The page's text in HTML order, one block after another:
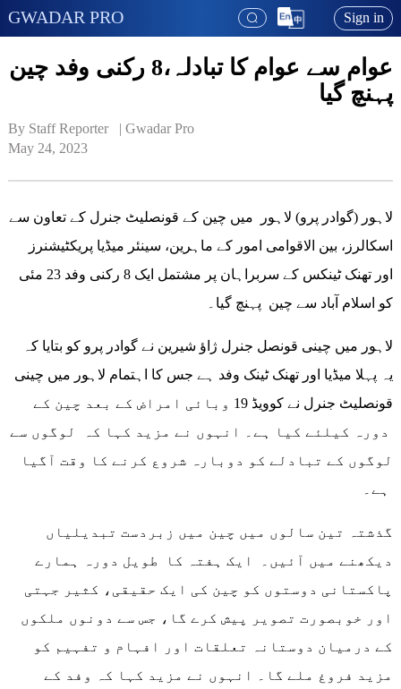
GWADAR PRO Sign in
عوام سے عوام کا تبادلہ،8 رکنی وفد چین
پہنچ گیا
By Staff Reporter   | Gwadar Pro
May 24, 2023
لاہور (گوادر پرو) لاہور میں چین کے قونصلیٹ جنرل کے تعاون سے
اسکالرز، بین الاقوامی امور کے ماہرین، سینئر میڈیا پریکٹیشنرز
اور تھنک ٹینکس کے سربراہان پر مشتمل ایک 8 رکنی وفد 23 مئی
کو اسلام آباد سے چین پہنچ گیا۔
لاہور میں چینی قونصل جنرل ژاؤ شیرین نے گوادر پرو کو بتایا کہ
یہ پہلا میڈیا اور تھنک ٹینک وفد ہے جس کا اہتمام لاہور میں چینی
قونصلیٹ جنرل نے کوویڈ 19 وبائی امراض کے بعد چین کے
دورہ کیلئے کیا ہے۔ انہوں نے مزید کہا کہ لوگوں سے
لوگوں کے تبادلے کو دوبارہ شروع کرنے کا وقت آگیا
دیکھنے میں آئیں۔ ایک ہفتہ کا طویل دورہ ہمارے
پاکستانی دوستوں کو چین کی ایک حقیقی، کثیر جہتی
اور خوبصورت تصویر پیش کرے گا، جس سے دونوں ملکوں
کے درمیان دوستانہ تعلقات اور افہام و تفہیم کو
مزید فروغ ملے گا۔ انہوں نے مزید کہا کہ وفد کے